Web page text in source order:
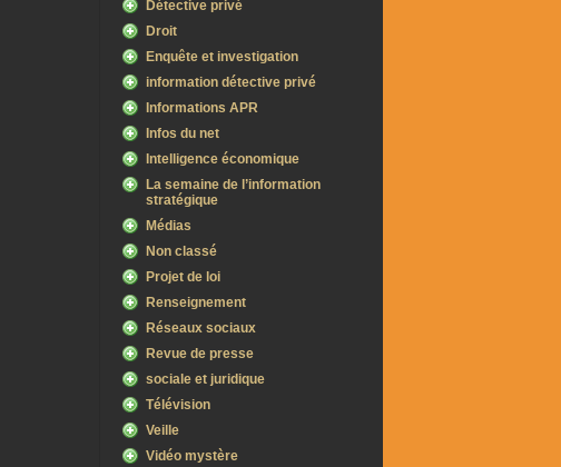
Détective privé
Droit
Enquête et investigation
information détective privé
Informations APR
Infos du net
Intelligence économique
La semaine de l’information
stratégique
Médias
Non classé
Projet de loi
Renseignement
Réseaux sociaux
Revue de presse
sociale et juridique
Télévision
Veille
Vidéo mystère